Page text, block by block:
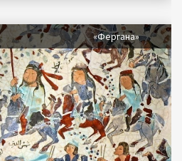
«Фергана»